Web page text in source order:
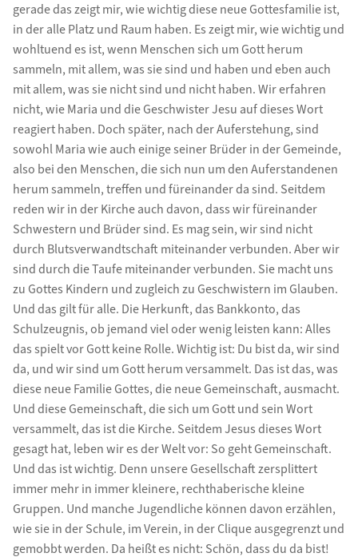
gerade das zeigt mir, wie wichtig diese neue Gottesfamilie ist,
in der alle Platz und Raum haben. Es zeigt mir, wie wichtig und
wohltuend es ist, wenn Menschen sich um Gott herum
sammeln, mit allem, was sie sind und haben und eben auch
mit allem, was sie nicht sind und nicht haben. Wir erfahren
nicht, wie Maria und die Geschwister Jesu auf dieses Wort
reagiert haben. Doch später, nach der Auferstehung, sind
sowohl Maria wie auch einige seiner Brüder in der Gemeinde,
also bei den Menschen, die sich nun um den Auferstandenen
herum sammeln, treffen und füreinander da sind. Seitdem
reden wir in der Kirche auch davon, dass wir füreinander
Schwestern und Brüder sind. Es mag sein, wir sind nicht
durch Blutsverwandtschaft miteinander verbunden. Aber wir
sind durch die Taufe miteinander verbunden. Sie macht uns
zu Gottes Kindern und zugleich zu Geschwistern im Glauben.
Und das gilt für alle. Die Herkunft, das Bankkonto, das
Schulzeugnis, ob jemand viel oder wenig leisten kann: Alles
das spielt vor Gott keine Rolle. Wichtig ist: Du bist da, wir sind
da, und wir sind um Gott herum versammelt. Das ist das, was
diese neue Familie Gottes, die neue Gemeinschaft, ausmacht.
Und diese Gemeinschaft, die sich um Gott und sein Wort
versammelt, das ist die Kirche. Seitdem Jesus dieses Wort
gesagt hat, leben wir es der Welt vor: So geht Gemeinschaft.
Und das ist wichtig. Denn unsere Gesellschaft zersplittert
immer mehr in immer kleinere, rechthaberische kleine
Gruppen. Und manche Jugendliche können davon erzählen,
wie sie in der Schule, im Verein, in der Clique ausgegrenzt und
gemobbt werden. Da heißt es nicht: Schön, dass du da bist!